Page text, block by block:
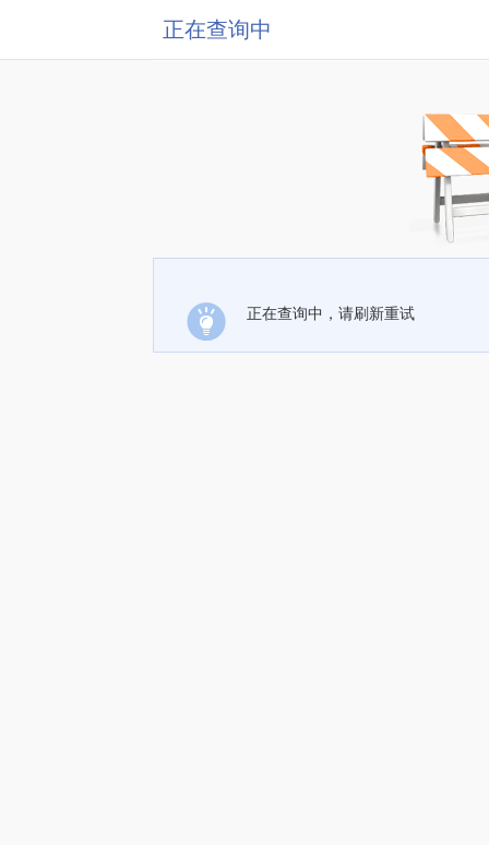
正在查询中
正在查询中，请刷新重试